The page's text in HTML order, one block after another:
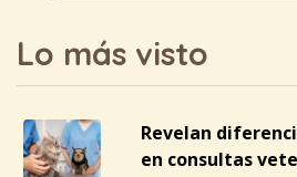
Lo más visto
Revelan
en consultas